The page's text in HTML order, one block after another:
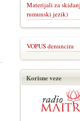
Materijali za
rumunski jezik)
VOPUS denuncira
Korisne veze